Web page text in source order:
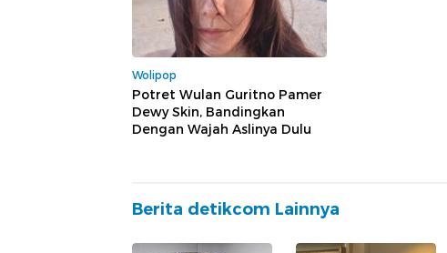
Wolipop
Potret Wulan Guritno Pamer
Dewy Skin, Bandingkan
Dengan Wajah Aslinya Dulu
Berita detikcom Lainnya